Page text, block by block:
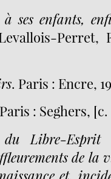
ses enfants,
Perret,
. Paris : Encre,
: Seghers, [c.
du Libre-Esprit
de la
et,